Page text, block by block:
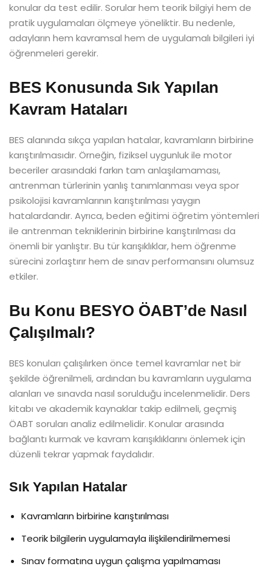
konular da test edilir. Sorular hem teorik bilgiyi hem de
pratik uygulamaları ölçmeye yöneliktir. Bu nedenle,
adayların hem kavramsal hem de uygulamalı bilgileri iyi
öğrenmeleri gerekir.
BES Konusunda Sık Yapılan
Kavram Hataları
BES alanında sıkça yapılan hatalar, kavramların birbirine
karıştırılmasıdır. Örneğin, fiziksel uygunluk ile motor
beceriler arasındaki farkın tam anlaşılamaması,
antrenman türlerinin yanlış tanımlanması veya spor
psikolojisi kavramlarının karıştırılması yaygın
hatalardandır. Ayrıca, beden eğitimi öğretim yöntemleri
ile antrenman tekniklerinin birbirine karıştırılması da
önemli bir yanlıştır. Bu tür karışıklıklar, hem öğrenme
sürecini zorlaştırır hem de sınav performansını olumsuz
etkiler.
Bu Konu BESYO ÖABT’de Nasıl
Çalışılmalı?
BES konuları çalışılırken önce temel kavramlar net bir
şekilde öğrenilmeli, ardından bu kavramların uygulama
alanları ve sınavda nasıl sorulduğu incelenmelidir. Ders
kitabı ve akademik kaynaklar takip edilmeli, geçmiş
ÖABT soruları analiz edilmelidir. Konular arasında
bağlantı kurmak ve kavram karışıklıklarını önlemek için
düzenli tekrar yapmak faydalıdır.
Sık Yapılan Hatalar
Kavramların birbirine karıştırılması
Teorik bilgilerin uygulamayla ilişkilendirilmemesi
Sınav formatına uygun çalışma yapılmaması